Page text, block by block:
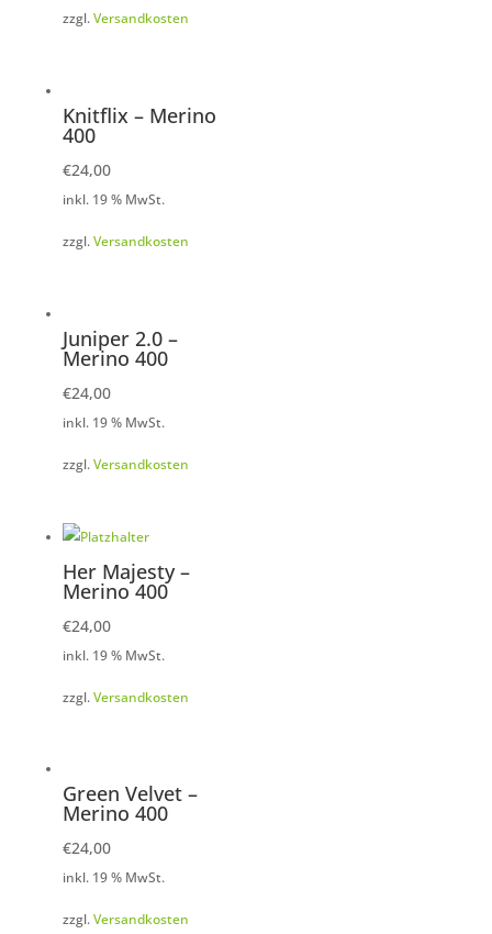
zzgl.Versandkosten
Knitflix – Merino
400
€24,00
inkl. 19 % MwSt.
zzgl.Versandkosten
Juniper 2.0 –
Merino 400
€24,00
inkl. 19 % MwSt.
zzgl.Versandkosten
Her Majesty –
Merino 400
€24,00
inkl. 19 % MwSt.
zzgl.Versandkosten
Green Velvet –
Merino 400
€24,00
inkl. 19 % MwSt.
zzgl.Versandkosten